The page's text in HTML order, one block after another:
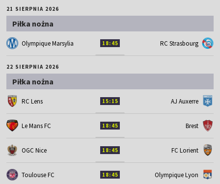
21 SIERPNIA 2026
Piłka nożna
Olympique Marsylia 18:45 RC Strasbourg
22 SIERPNIA 2026
Piłka nożna
RC Lens 15:15 AJ Auxerre
Le Mans FC 18:45 Brest
OGC Nice 18:45 FC Lorient
Toulouse FC 18:45 Olympique Lyon